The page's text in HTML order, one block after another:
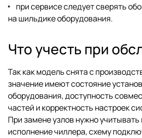
при сервисе следует сверять
на шильдике оборудования.
Что учесть при
Так как модель снята с
значение имеют состояние
оборудования, доступность
частей и корректность настроек
При замене узлов нужно
исполнение чиллера, схему